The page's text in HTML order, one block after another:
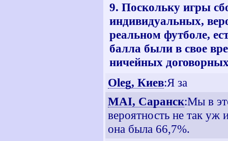
9. Поскольку игры
индивидуальных,
реальном футболе,
балла были в свое
ничейных
Oleg, Киев:Я за
MAI, Саранск:Мы в
вероятность не так уж
она была 66,7%.